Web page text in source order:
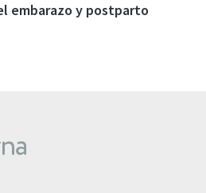
embarazo y postparto